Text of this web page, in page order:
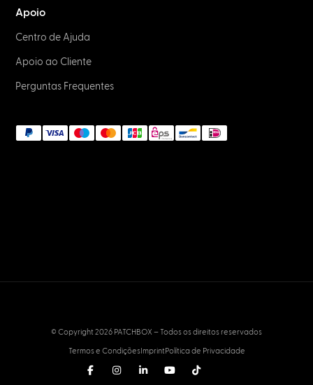
Apoio
Centro de Ajuda
Apoio ao Cliente
Perguntas Frequentes
© Copyright 2026 PATCHBOX – Todos os direitos reservados
Termos e CondiçõesImprintPolítica de Privacidade